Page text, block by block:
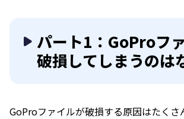
パート1：GoProフ
破損してしまうのは
GoProファイルが破損する原因はたくさ